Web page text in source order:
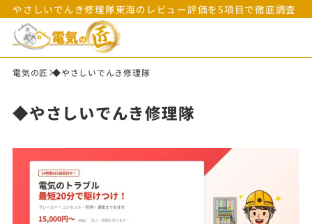
やさしいでんき修理隊東海のレビュー評価を5項目で徹底調査
電気の匠 ◆やさしいでんき修理隊
◆やさしいでんき修理隊